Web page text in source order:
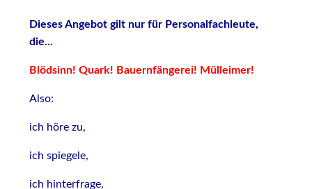
Dieses Angebot gilt nur für Personalfachleute,
die...
Blödsinn! Quark! Bauernfängerei! Mülleimer!
Also:
ich höre zu,
ich spiegele,
ich hinterfrage,